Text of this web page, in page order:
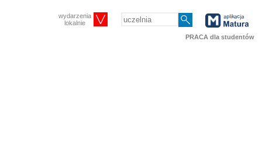
wydarzenia
lokalnie
PRACA dla studentów